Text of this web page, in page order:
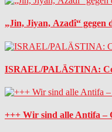
„Jin, Jiyan, Azadî“ gegen
ISRAEL/PALÄSTINA:
+++ Wir sind alle Antifa –